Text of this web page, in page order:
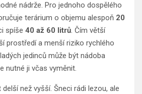
nádrže. Pro jednoho dospělého
terárium o objemu alespoň 20
spíše 40 až 60 litrů. Čím větší
prostředí a menší riziko rychlého
jedinců může být nádoba
nutné ji včas vyměnit.
než vyšší. Šneci rádi lezou, ale